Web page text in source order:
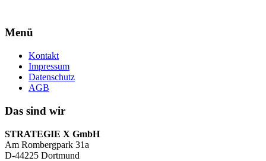
Menü
Kontakt
Impressum
Datenschutz
AGB
Das sind wir
STRATEGIE X GmbH
Am Rombergpark 31a
D-44225 Dortmund